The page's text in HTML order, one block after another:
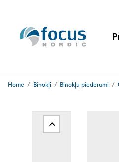
Home Binokļi Binokļu piederumi